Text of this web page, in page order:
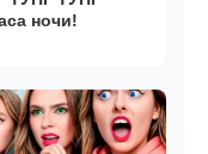
ночи!